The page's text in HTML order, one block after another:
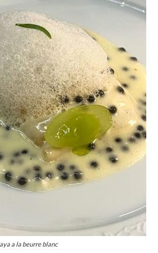
a la beurre blanc